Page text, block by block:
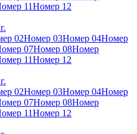
11Номер 12
02Номер 03Номер 04Номер
07Номер 08Номер
11Номер 12
02Номер 03Номер 04Номер
07Номер 08Номер
11Номер 12